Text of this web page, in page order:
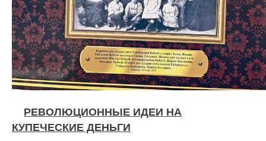
РЕВОЛЮЦИОННЫЕ ИДЕИ НА
КУПЕЧЕСКИЕ ДЕНЬГИ